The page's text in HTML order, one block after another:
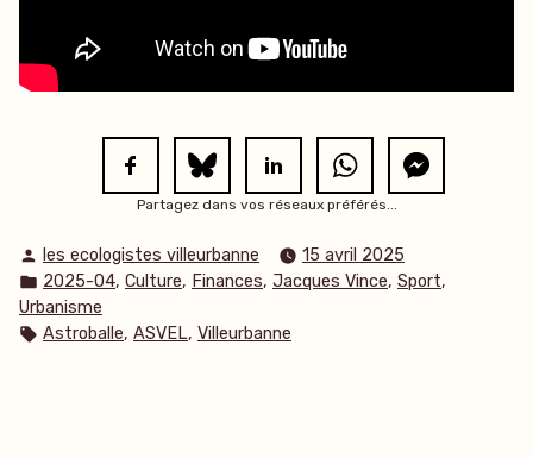
Partagez dans vos réseaux préférés...
Publié
par
les ecologistes villeurbanne
15 avril 2025
Publié
dans
2025-04, Culture, Finances, Jacques Vince, Sport,
Urbanisme
Étiquettes :
Astroballe, ASVEL, Villeurbanne